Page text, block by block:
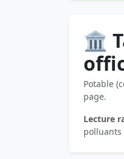
🏛️
Potable
page.
Lecture
polluants